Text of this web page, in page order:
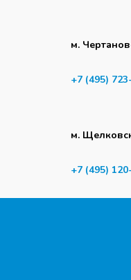
м.
+7 (495)
м.
+7 (495)